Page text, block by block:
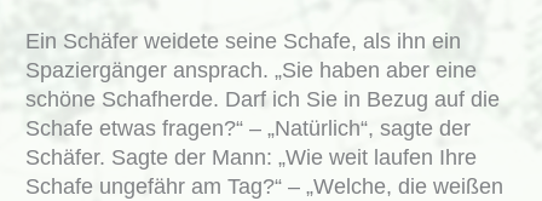
Ein Schäfer weidete seine Schafe, als ihn ein
Spaziergänger ansprach. „Sie haben aber eine
schöne Schafherde. Darf ich Sie in Bezug auf die
Schafe etwas fragen?“ – „Natürlich“, sagte der
Schäfer. Sagte der Mann: „Wie weit laufen Ihre
Schafe ungefähr am Tag?“ – „Welche, die weißen